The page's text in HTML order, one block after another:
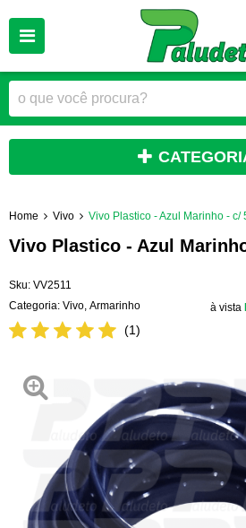
Home Vivo Vivo Plastico - Azul Marinho - c/
Vivo Plastico - Azul
Sku: VV2511
Categoria: Vivo Armarinho
(1)
à vista